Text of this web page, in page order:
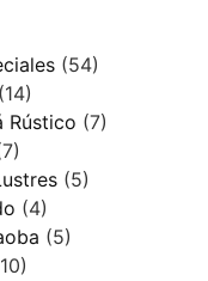
(54)
(14)
Rústico (7)
(5)
(4)
(5)